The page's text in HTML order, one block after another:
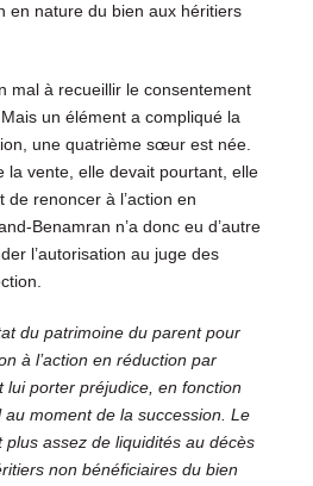
en nature du bien aux héritiers
mal à recueillir le consentement
un élément a compliqué la
une quatrième sœur est née.
la vente, elle devait pourtant, elle
renoncer à l’action en
Benamran n’a donc eu d’autre
l’autorisation au juge des
du patrimoine du parent pour
à l’action en réduction par
lui porter préjudice, en fonction
moment de la succession. Le
plus assez de liquidités au décès
non bénéficiaires du bien